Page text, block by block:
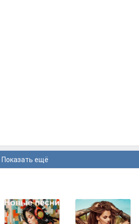
Показать ещё